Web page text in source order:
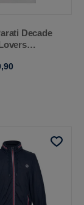
Decade